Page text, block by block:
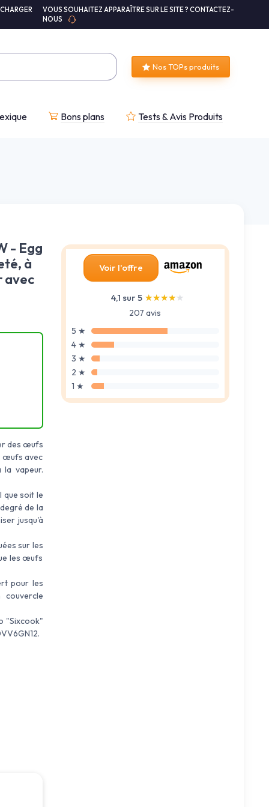
VOUS SOUHAITEZ APPARAÎTRE SUR LE SITE ? CONTACTEZ-
NOUS
Nos TOPs produits
Bons plans Tests & Avis Produits
Voir l'offre
4,1 sur 5 ★★★★★
★★★★★
207 avis
5 ★
4 ★
3 ★
2 ★
1 ★
- Egg
à
avec
des œufs
œufs avec
vapeur.
que soit le
de la
jusqu'à
sur les
les œufs
pour les
"Sixcook"